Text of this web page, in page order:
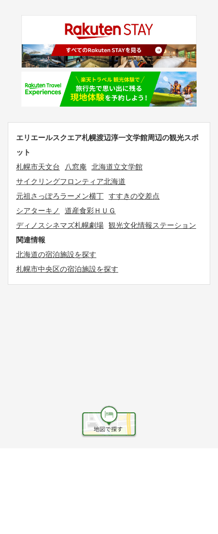
エリエールスクエア札幌渡辺淳一文学館周辺の観光スポ
ット
札幌市天文台
八窓庵
北海道立文学館
サイクリングフロンティア北海道
元祖さっぽろラーメン横丁 すすきの交差点
シアターキノ
道産食彩ＨＵＧ
ディノスシネマズ札幌劇場 観光文化情報ステーション
関連情報
北海道の宿泊施設を探す
札幌市中央区の宿泊施設を探す